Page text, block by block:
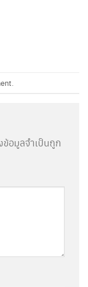
ข้อมูลจำเป็นถูก